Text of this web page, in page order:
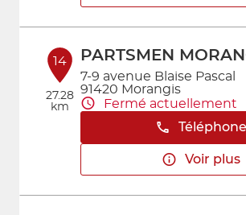
14
27.28
km
PARTSMEN
7-9 avenue Blaise Pascal
91420 Morangis
Fermé actuellement
Téléphone
Voir plus